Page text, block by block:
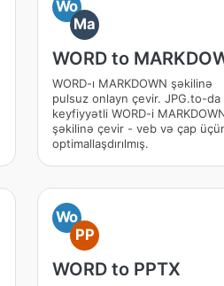
Wo
Ma
WORD to
WORD-ı MARKDOWN şəkilinə
pulsuz onlayn çevir. JPG.to-da
keyfiyyətli WORD-i
şəkilinə çevir - veb və çap
optimallaşdırılmış.
Wo
PP
WORD to PPTX